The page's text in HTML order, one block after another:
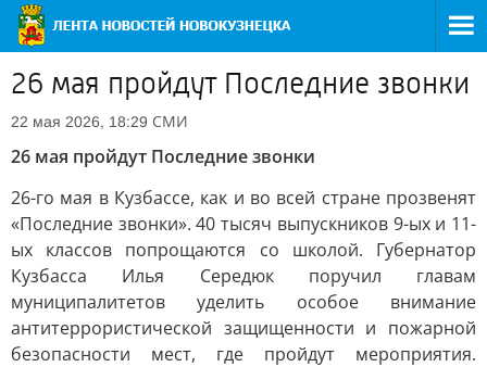
26 мая пройдут Последние звонки
22 мая 2026, 18:29 СМИ
26 мая пройдут Последние звонки
26-го мая в Кузбассе, как и во всей стране прозвенят
«Последние звонки». 40 тысяч выпускников 9-ых и 11-
ых классов попрощаются со школой. Губернатор
Кузбасса Илья Середюк поручил главам
муниципалитетов уделить особое внимание
антитеррористической защищенности и пожарной
безопасности мест, где пройдут мероприятия.